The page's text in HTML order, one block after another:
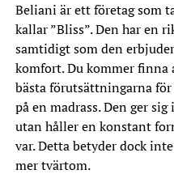
Beliani är ett företag som
kallar ”Bliss”. Den har en
samtidigt som den
komfort. Du kommer finna
bästa förutsättningarna
på en madrass. Den ger
utan håller en konstant
var. Detta betyder dock
mer tvärtom.